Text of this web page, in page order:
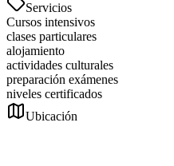
Servicios
Cursos intensivos
clases particulares
alojamiento
actividades culturales
preparación exámenes
niveles certificados
Ubicación